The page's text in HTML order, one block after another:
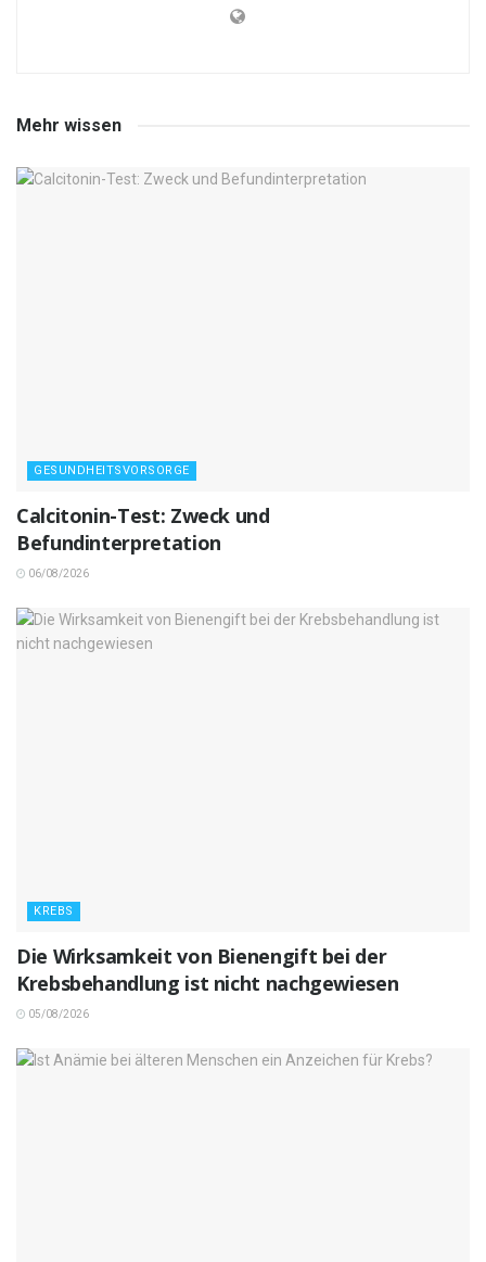
Mehr wissen
GESUNDHEITSVORSORGE
Calcitonin-Test: Zweck und
Befundinterpretation
06/08/2026
KREBS
Die Wirksamkeit von Bienengift bei der
Krebsbehandlung ist nicht nachgewiesen
05/08/2026